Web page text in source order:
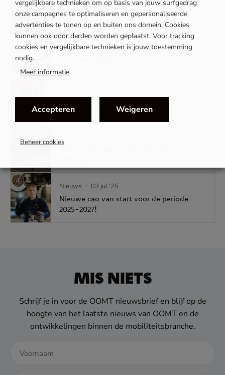
talent en statushouders
Nieuws・ 19 jan '26
Nieuw: lancering Gevaarlijke Stoffen
Arbeidsinspectie gaat bedrijven in
automotive controleren
Met OOMT naar de EV experience op 2
Nieuws ・ 03 jul '25
Nieuwe cao van start voor de periode
2025-2027!
MIS NIETS
Schrijf je in voor de OOMT nieuwsbrief en blijf op de
hoogte van het laatste nieuws van OOMT en de
ontwikkelingen binnen de mobiliteitsbranche.
vergelijkbare technieken om op basis van jouw surfgedrag
onze campagnes te optimaliseren en gepersonaliseerde
advertenties te tonen op en buiten ons domein. Cookies
kunnen ook door derden worden geplaatst. Voor tracking
cookies en vergelijkbare technieken is jouw toestemming
nodig.
Meer informatie
Accepteren Weigeren
Beheer cookies